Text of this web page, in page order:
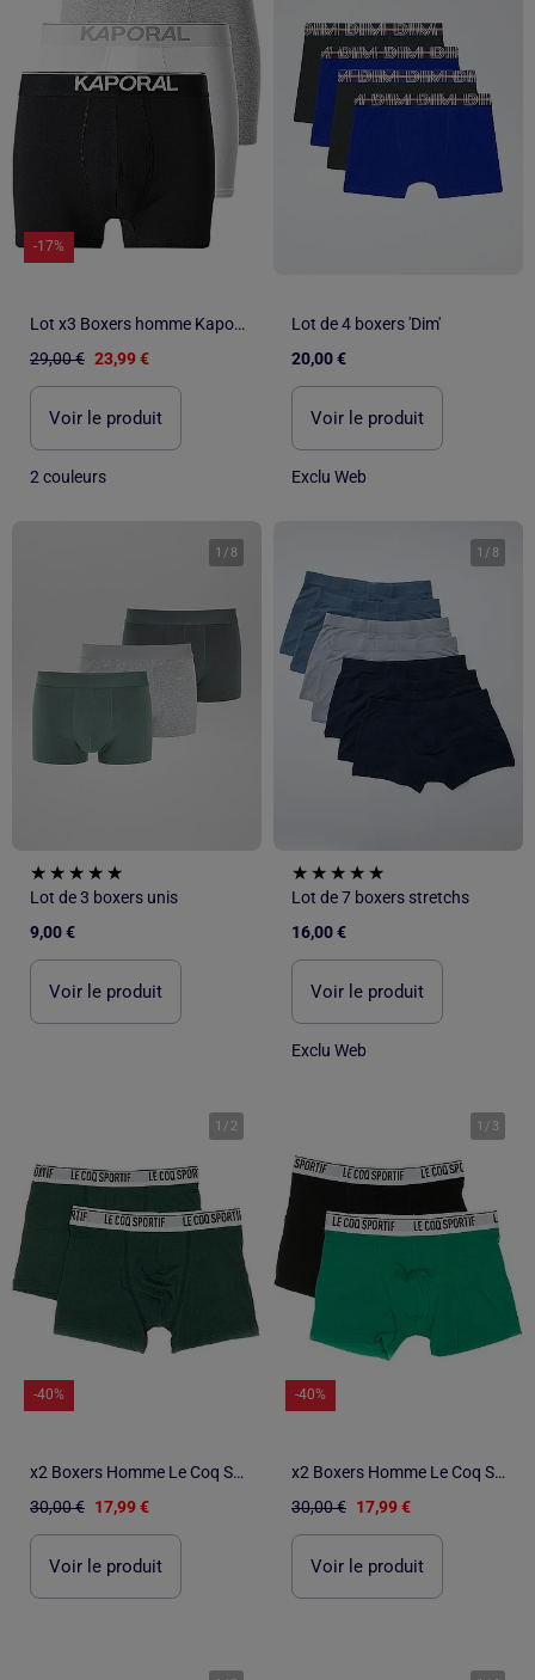
-17%
Lot x3 Boxers homme Kaporal
29,00 € 23,99 €
Voir le produit
2 couleurs
Lot de 4 boxers 'Dim'
20,00 €
Voir le produit
Exclu Web
1 / 8
Lot de 3 boxers unis
9,00 €
Voir le produit
1 / 8
Lot de 7 boxers stretchs
16,00 €
Voir le produit
Exclu Web
1 / 2
-40%
x2 Boxers Homme Le Coq Sportif sport
30,00 € 17,99 €
Voir le produit
1 / 3
-40%
x2 Boxers Homme Le Coq Sportif
30,00 € 17,99 €
Voir le produit